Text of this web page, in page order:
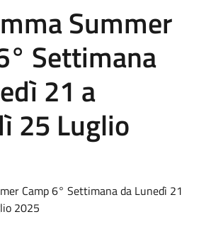
Summer
Settimana
21 a
25 Luglio
Camp 6° Settimana da Lunedì 21
2025